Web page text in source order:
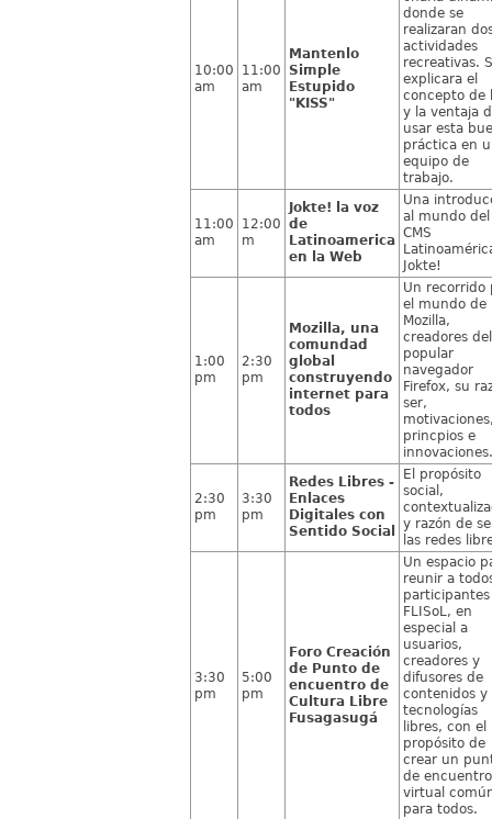
10:00
am
11:00
am
Mantenlo
Simple
Estupido
"KISS"
donde se
realizaran
actividades
recreativas.
explicara el
concepto de
y la ventaja
usar esta
práctica en
equipo de
trabajo.
11:00
am
12:00
m
Jokte! la voz
de
Latinoamerica
en la Web
Una
al mundo del
CMS
Jokte!
1:00
pm
2:30
pm
Mozilla, una
comundad
global
construyendo
internet para
todos
Un recorrido
el mundo de
Mozilla,
creadores del
popular
navegador
Firefox, su
ser,
princpios e
innovaciones.
2:30
pm
3:30
pm
Redes Libres -
Enlaces
Digitales con
Sentido Social
El propósito
social,
y razón de
las redes
3:30
pm
5:00
pm
Foro Creación
de Punto de
encuentro de
Cultura Libre
Fusagasugá
Un espacio
reunir a
participantes
FLISoL, en
especial a
usuarios,
creadores y
difusores de
contenidos y
tecnologías
libres, con el
propósito de
crear un
de encuentro
virtual
para todos.